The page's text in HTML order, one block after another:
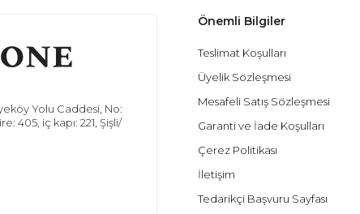
Yolu Caddesi, No:
405, iç kapı: 221, Şişli/
Önemli Bilgiler
Teslimat Koşulları
Üyelik Sözleşmesi
Mesafeli Satış Sözleşmesi
Garanti ve İade Koşulları
Çerez Politikası
İletişim
Tedarikçi Başvuru Sayfası